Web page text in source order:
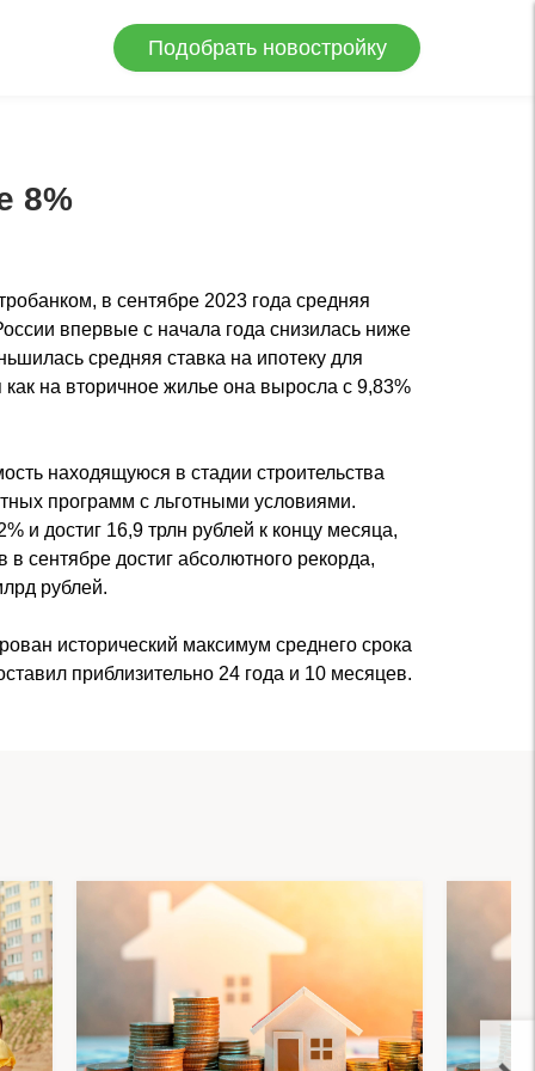
Подобрать новостройку
8%
в сентябре 2023 года средняя
впервые с начала года снизилась ниже
средняя ставка на ипотеку для
на вторичное жилье она выросла с 9,83%
находящуюся в стадии строительства
программ с льготными условиями.
и достиг 16,9 трлн рублей к концу месяца,
сентябре достиг абсолютного рекорда,
рублей.
исторический максимум среднего срока
приблизительно 24 года и 10 месяцев.